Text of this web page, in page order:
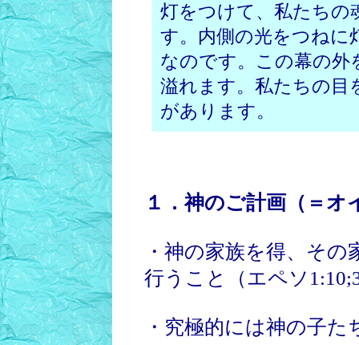
灯をつけて、私たちの
す。内側の光をつねに
なのです。この幕の外
溢れます。私たちの目
があります。
１．神のご計画（＝オ
・神の家族を得、そ
行うこと（エペソ
・究極的には神の子